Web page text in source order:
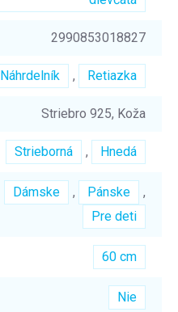
2990853018827
Náhrdelník , Retiazka
Striebro 925, Koža
Strieborná , Hnedá
Dámske , Pánske
,
Pre deti
60 cm
Nie